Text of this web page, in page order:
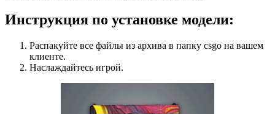
Инструкция по установке модели:
Распакуйте все файлы из архива в папку csgo на вашем
клиенте.
Наслаждайтесь игрой.